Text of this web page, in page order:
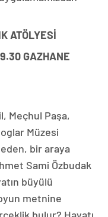
ATÖLYESİ
GAZHANE
Meçhul Paşa,
Müzesi
eden, bir araya
Sami Özbudak
büyülü
metnine
bulur? Hayatı